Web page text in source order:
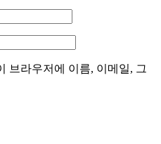
브라우저에 이름, 이메일, 그